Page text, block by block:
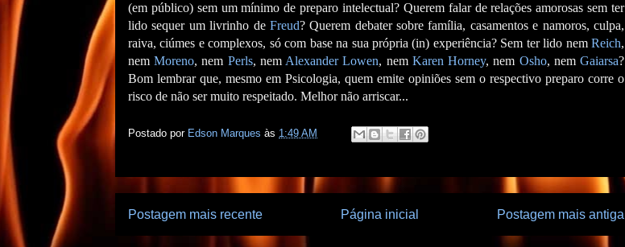
(em público) sem um mínimo de preparo intelectual? Querem falar de relações amorosas sem ter
lido sequer um livrinho de Freud? Querem debater sobre família, casamentos e namoros, culpa,
raiva, ciúmes e complexos, só com base na sua própria (in) experiência? Sem ter lido nem Reich,
nemMoreno, nem Perls, nem Alexander Lowen, nem Karen Horney, nem Osho, nemGaiarsa?
Bom lembrar que, mesmo em Psicologia, quem emite opiniões sem o respectivo preparo corre o
risco de não ser muito respeitado. Melhor não arriscar...
Postado por Edson Marques às 1:49 AM
Postagem mais recente Postagem mais antiga
Página inicial